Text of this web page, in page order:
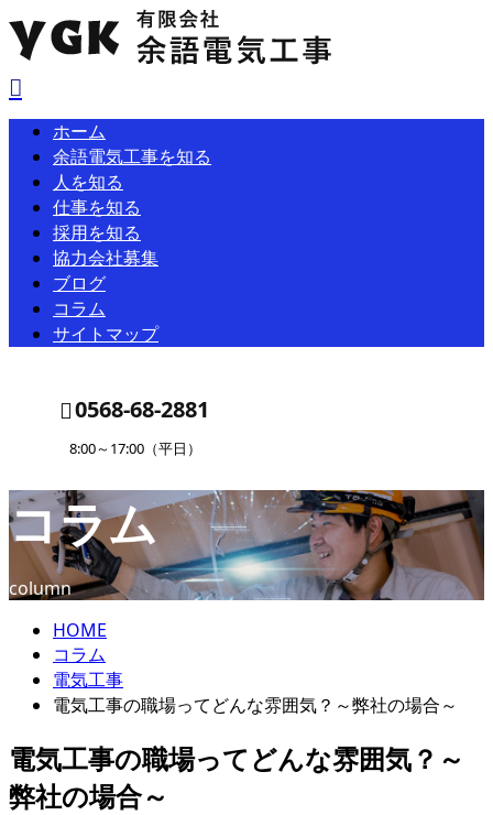
ホーム
余語電気工事を知る
人を知る
仕事を知る
採用を知る
協力会社募集
ブログ
コラム
サイトマップ
0568-68-2881
8:00～17:00（平日）
ENTRY
コラム
column
HOME
コラム
電気工事
電気工事の職場ってどんな雰囲気？～弊社の場合～
電気工事の職場ってどんな雰囲気？～
弊社の場合～